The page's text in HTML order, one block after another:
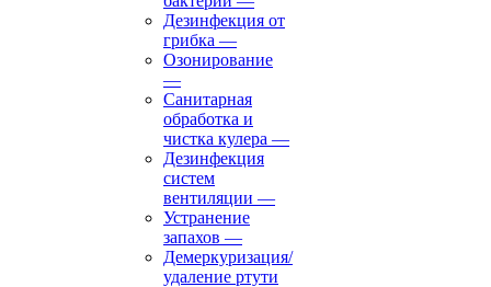
Дезинфекция от
грибка —
Озонирование
—
Санитарная
обработка и
чистка кулера —
Дезинфекция
систем
вентиляции —
Устранение
запахов —
Демеркуризация/
удаление ртути